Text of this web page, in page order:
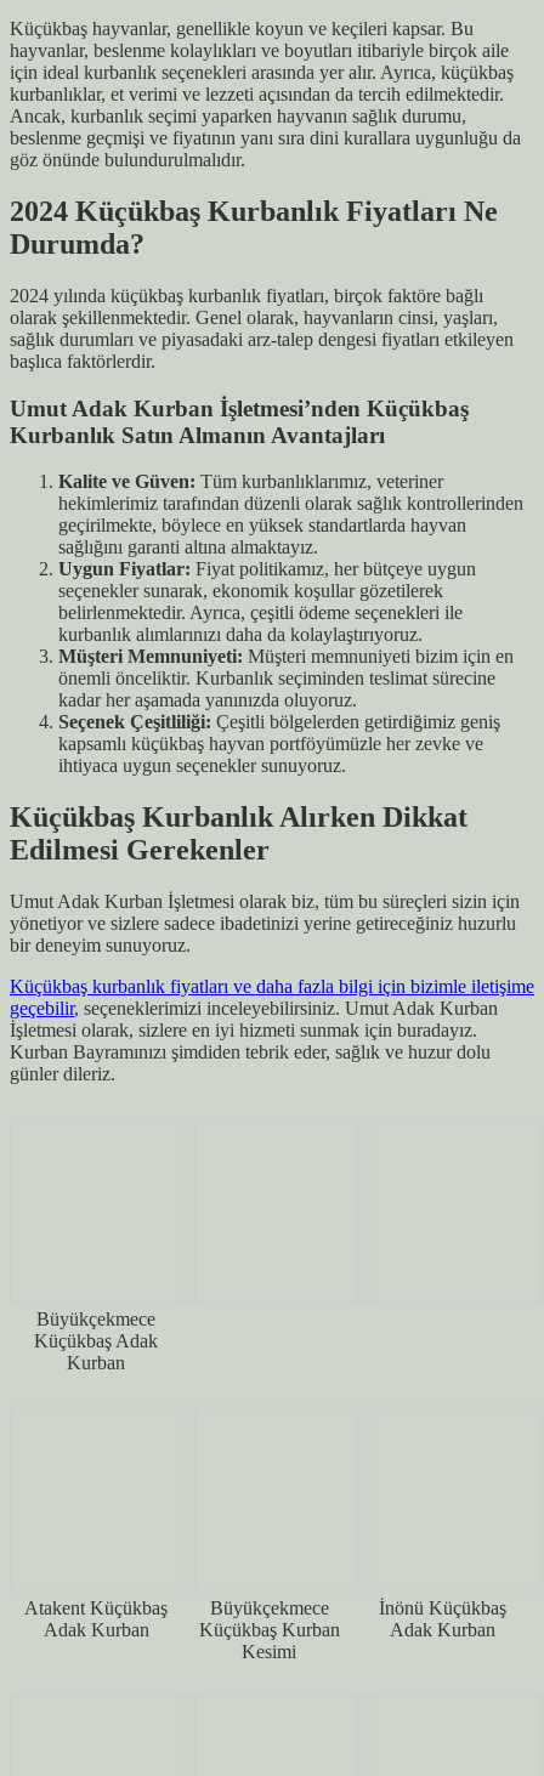
Küçükbaş hayvanlar, genellikle koyun ve keçileri kapsar. Bu
hayvanlar, beslenme kolaylıkları ve boyutları itibariyle birçok aile
için ideal kurbanlık seçenekleri arasında yer alır. Ayrıca, küçükbaş
kurbanlıklar, et verimi ve lezzeti açısından da tercih edilmektedir.
Ancak, kurbanlık seçimi yaparken hayvanın sağlık durumu,
beslenme geçmişi ve fiyatının yanı sıra dini kurallara uygunluğu da
göz önünde bulundurulmalıdır.
2024 Küçükbaş Kurbanlık Fiyatları Ne
Durumda?
2024 yılında küçükbaş kurbanlık fiyatları, birçok faktöre bağlı
olarak şekillenmektedir. Genel olarak, hayvanların cinsi, yaşları,
sağlık durumları ve piyasadaki arz-talep dengesi fiyatları etkileyen
başlıca faktörlerdir.
Umut Adak Kurban İşletmesi’nden Küçükbaş
Kurbanlık Satın Almanın Avantajları
Kalite ve Güven: Tüm kurbanlıklarımız, veteriner
hekimlerimiz tarafından düzenli olarak sağlık kontrollerinden
geçirilmekte, böylece en yüksek standartlarda hayvan
sağlığını garanti altına almaktayız.
Uygun Fiyatlar: Fiyat politikamız, her bütçeye uygun
seçenekler sunarak, ekonomik koşullar gözetilerek
belirlenmektedir. Ayrıca, çeşitli ödeme seçenekleri ile
kurbanlık alımlarınızı daha da kolaylaştırıyoruz.
Müşteri Memnuniyeti: Müşteri memnuniyeti bizim için en
önemli önceliktir. Kurbanlık seçiminden teslimat sürecine
kadar her aşamada yanınızda oluyoruz.
Seçenek Çeşitliliği: Çeşitli bölgelerden getirdiğimiz geniş
kapsamlı küçükbaş hayvan portföyümüzle her zevke ve
ihtiyaca uygun seçenekler sunuyoruz.
Küçükbaş Kurbanlık Alırken Dikkat
Edilmesi Gerekenler
Umut Adak Kurban İşletmesi olarak biz, tüm bu süreçleri sizin için
yönetiyor ve sizlere sadece ibadetinizi yerine getireceğiniz huzurlu
bir deneyim sunuyoruz.
Küçükbaş kurbanlık fiyatları ve daha fazla bilgi için bizimle iletişime
geçebilir, seçeneklerimizi inceleyebilirsiniz. Umut Adak Kurban
İşletmesi olarak, sizlere en iyi hizmeti sunmak için buradayız.
Kurban Bayramınızı şimdiden tebrik eder, sağlık ve huzur dolu
günler dileriz.
Büyükçekmece
Küçükbaş Adak
Kurban
Atakent Küçükbaş
Adak Kurban
Büyükçekmece
Küçükbaş Kurban
Kesimi
İnönü Küçükbaş
Adak Kurban